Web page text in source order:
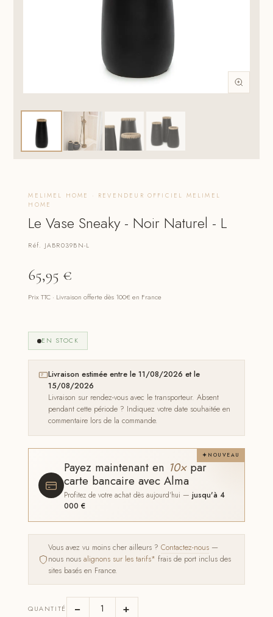
MELIMEL HOME · REVENDEUR OFFICIEL MELIMEL
HOME
Le Vase Sneaky - Noir Naturel - L
Réf. JABR039BN-L
65,95 €
Prix TTC · Livraison offerte dès 100€ en France
EN STOCK
Livraison estimée entre le 11/08/2026 et le
15/08/2026
Livraison sur rendez-vous avec le transporteur. Absent
pendant cette période ? Indiquez votre date souhaitée en
commentaire lors de la commande.
NOUVEAU
Payez maintenant en 10×par
carte bancaire avec Alma
Profitez de votre achat dès aujourd'hui —jusqu'à 4
000 €
Vous avez vu moins cher ailleurs ?Contactez-nous —
nous nousalignons sur les tarifs* frais de port inclus des
sites basés en France.
QUANTITÉ − +